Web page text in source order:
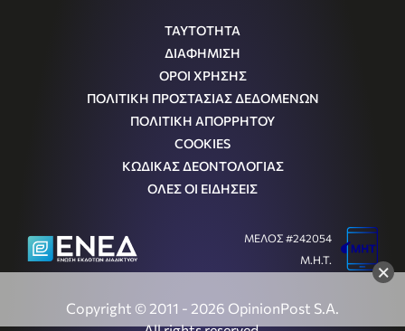
×
ΤΑΥΤΟΤΗΤΑ
ΔΙΑΦΗΜΙΣΗ
ΟΡΟΙ ΧΡΗΣΗΣ
ΠΟΛΙΤΙΚΗ ΠΡΟΣΤΑΣΙΑΣ ΔΕΔΟΜΕΝΩΝ
ΠΟΛΙΤΙΚΗ ΑΠΟΡΡΗΤΟΥ
COOKIES
ΚΩΔΙΚΑΣ ΔΕΟΝΤΟΛΟΓΙΑΣ
ΟΛΕΣ ΟΙ ΕΙΔΗΣΕΙΣ
Copyright © 2011 - 2026 OpinionPost S.A.
ΜΕΛΟΣ #242054
Μ.Η.Τ.